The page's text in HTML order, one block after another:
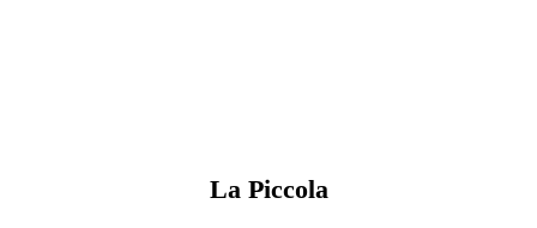
La Piccola